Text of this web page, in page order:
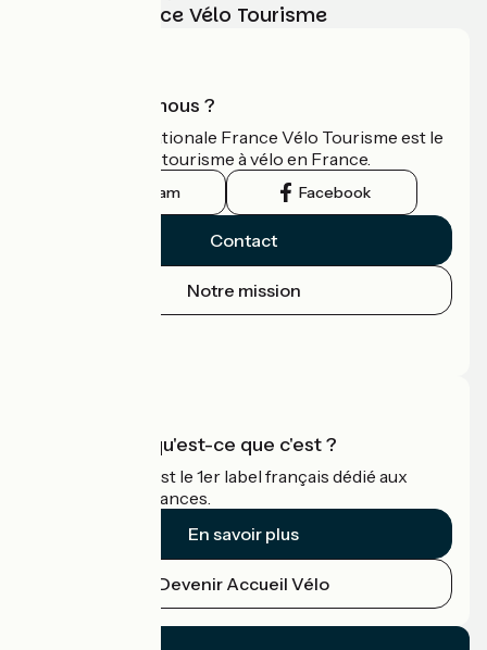
vélo avec France Vélo Tourisme
Qui sommes-nous ?
L'association nationale France Vélo Tourisme est le
guide officiel du tourisme à vélo en France.
Instagram Facebook
Contact
Notre mission
Accueil Vélo qu'est-ce que c'est ?
Accueil Vélo c'est le 1er label français dédié aux
cyclistes en vacances.
En savoir plus
Devenir Accueil Vélo